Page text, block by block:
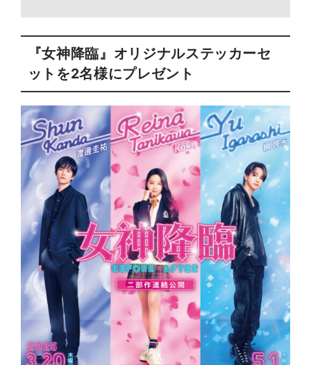
『女神降臨』オリジナルステッカーセ
ットを2名様にプレゼント